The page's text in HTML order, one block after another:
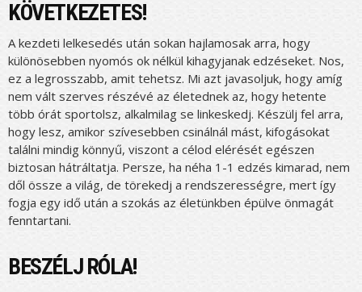
KÖVETKEZETES!
A kezdeti lelkesedés után sokan hajlamosak arra, hogy
különösebben nyomós ok nélkül kihagyjanak edzéseket. Nos,
ez a legrosszabb, amit tehetsz. Mi azt javasoljuk, hogy amíg
nem vált szerves részévé az életednek az, hogy hetente
több órát sportolsz, alkalmilag se linkeskedj. Készülj fel arra,
hogy lesz, amikor szívesebben csinálnál mást, kifogásokat
találni mindig könnyű, viszont a célod elérését egészen
biztosan hátráltatja. Persze, ha néha 1-1 edzés kimarad, nem
dől össze a világ, de törekedj a rendszerességre, mert így
fogja egy idő után a szokás az életünkben épülve önmagát
fenntartani.
BESZÉLJ RÓLA!